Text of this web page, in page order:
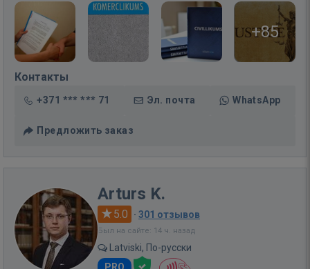
+85
Контакты
+371 *** *** 71 Эл. почта WhatsApp
Предложить заказ
Arturs K.
5.0 · 301 отзывов
Был на сайте: 14 ч. назад
Latviski, По-русски
PRO